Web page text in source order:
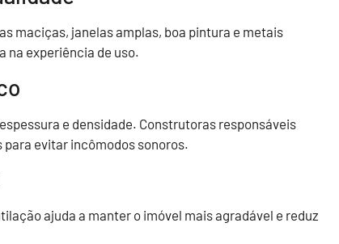
maciças, janelas amplas, boa pintura e metais
na experiência de uso.
e densidade. Construtoras responsáveis
evitar incômodos sonoros.
ajuda a manter o imóvel mais agradável e reduz